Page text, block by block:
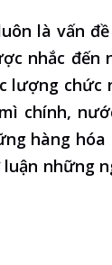
là vấn
nhắc đến
lượng chức
chính,
hàng
những